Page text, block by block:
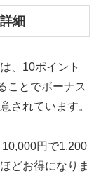
細
、10ポイント
ことでボーナス
されています。
円で1,200
どお得になりま